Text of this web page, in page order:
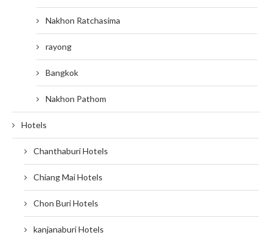
Nakhon Ratchasima
rayong
Bangkok
Nakhon Pathom
Hotels
Chanthaburi Hotels
Chiang Mai Hotels
Chon Buri Hotels
kanjanaburi Hotels